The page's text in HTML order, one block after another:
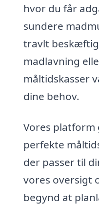
hvor du får
sundere
travlt
madlavning
måltidskasser
dine behov.
Vores platform
perfekte
der passer til
vores oversigt
begynd at